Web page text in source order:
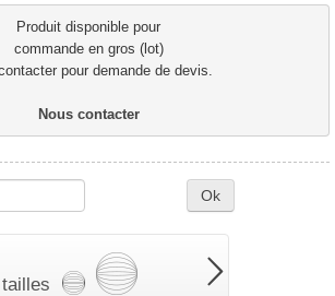
Produit disponible pour
commande en gros (lot)
pour demande de devis.
Nous contacter
Ok